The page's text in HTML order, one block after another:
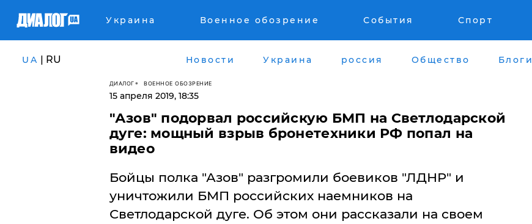
Украина Военное обозрение События Спорт
UA | RU Новости Украина россия Общество Блоги
ДИАЛОГ ВОЕННОЕ ОБОЗРЕНИЕ
15 апреля 2019, 18:35
"Азов" подорвал российскую БМП на Светлодарской
дуге: мощный взрыв бронетехники РФ попал на
видео
​Бойцы полка "Азов" разгромили боевиков "ЛДНР" и
уничтожили БМП российских наемников на
Светлодарской дуге. Об этом они рассказали на своем